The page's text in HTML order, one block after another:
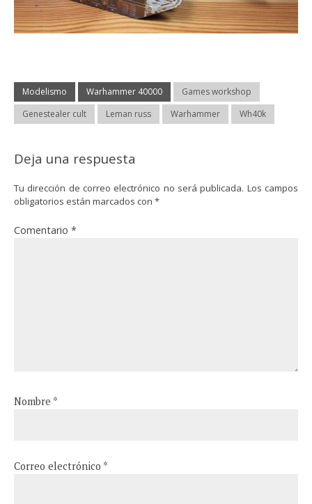
Modelismo Warhammer 40000
Games workshop
Genestealer cult
Leman russ Warhammer Wh40k
Deja una respuesta
Tu dirección de correo electrónico no será publicada. Los campos
obligatorios están marcados con *
Comentario *
Nombre *
Correo electrónico *